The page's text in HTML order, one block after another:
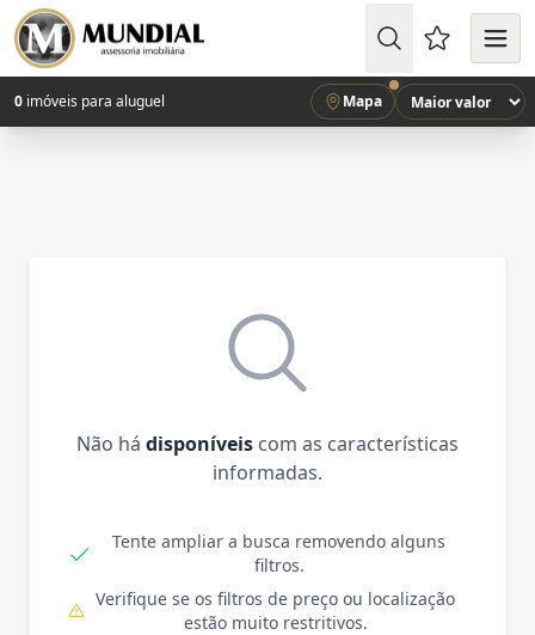
Favoritos
0 imóveis para aluguel Mapa
Não há disponíveis com as características
informadas.
Tente ampliar a busca removendo alguns
filtros.
Verifique se os filtros de preço ou localização
estão muito restritivos.